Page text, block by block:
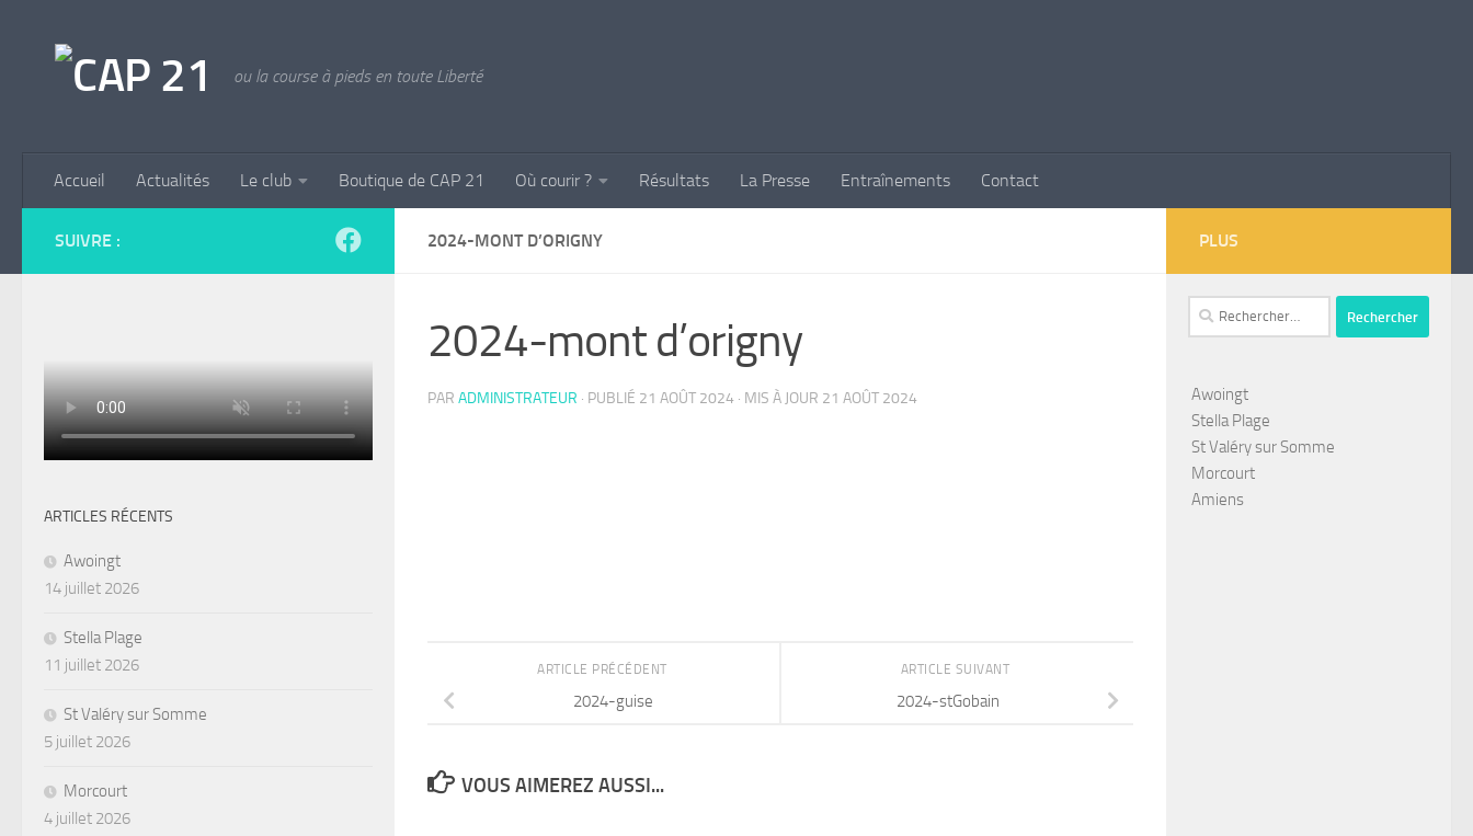
ou la course à pieds en toute Liberté
Accueil Actualités Le club Boutique de CAP 21 Où courir ? Résultats La Presse Entraînements Contact
2024-MONT D’ORIGNY
2024-mont d’origny
PAR ADMINISTRATEUR · PUBLIÉ 21 AOÛT 2024 · MIS À JOUR 21 AOÛT 2024
ARTICLE SUIVANT
2024-stGobain
ARTICLE PRÉCÉDENT
2024-guise
VOUS AIMEREZ AUSSI...
SUIVRE :
ARTICLES RÉCENTS
Awoingt
14 juillet 2026
Stella Plage
11 juillet 2026
St Valéry sur Somme
5 juillet 2026
Morcourt
4 juillet 2026
PLUS
Rechercher :
Awoingt
Stella Plage
St Valéry sur Somme
Morcourt
Amiens